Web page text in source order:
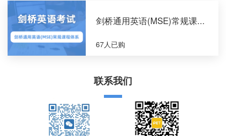
剑桥通用英语(MSE)常规课...
67人已购
联系我们